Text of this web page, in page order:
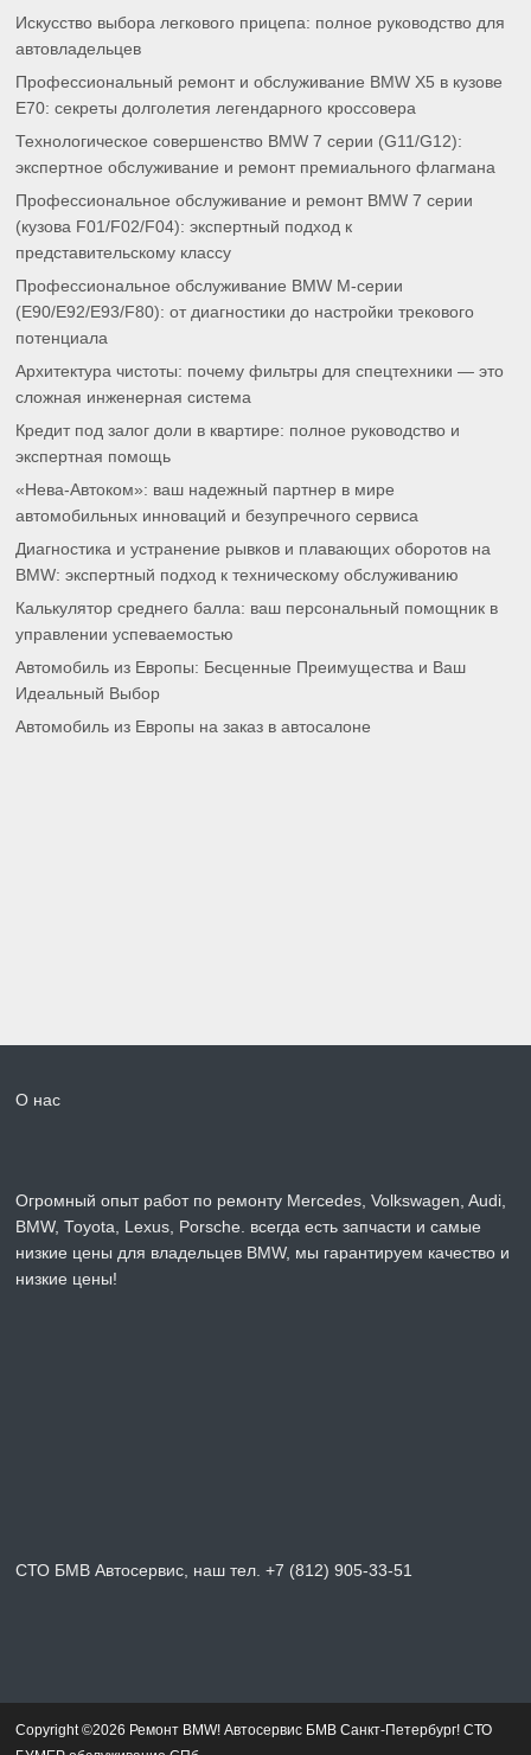
Искусство выбора легкового прицепа: полное руководство для
автовладельцев
Профессиональный ремонт и обслуживание BMW X5 в кузове
E70: секреты долголетия легендарного кроссовера
Технологическое совершенство BMW 7 серии (G11/G12):
экспертное обслуживание и ремонт премиального флагмана
Профессиональное обслуживание и ремонт BMW 7 серии
(кузова F01/F02/F04): экспертный подход к
представительскому классу
Профессиональное обслуживание BMW M-серии
(E90/E92/E93/F80): от диагностики до настройки трекового
потенциала
Архитектура чистоты: почему фильтры для спецтехники — это
сложная инженерная система
Кредит под залог доли в квартире: полное руководство и
экспертная помощь
«Нева-Автоком»: ваш надежный партнер в мире
автомобильных инноваций и безупречного сервиса
Диагностика и устранение рывков и плавающих оборотов на
BMW: экспертный подход к техническому обслуживанию
Калькулятор среднего балла: ваш персональный помощник в
управлении успеваемостью
Автомобиль из Европы: Бесценные Преимущества и Ваш
Идеальный Выбор
Автомобиль из Европы на заказ в автосалоне
О нас
Огромный опыт работ по ремонту Mercedes, Volkswagen, Audi,
BMW, Toyota, Lexus, Porsche. всегда есть запчасти и самые
низкие цены для владельцев BMW, мы гарантируем качество и
низкие цены!
СТО БМВ Автосервис, наш тел. +7 (812) 905-33-51
Copyright ©2026 Ремонт BMW! Автосервис БМВ Санкт-Петербург! СТО